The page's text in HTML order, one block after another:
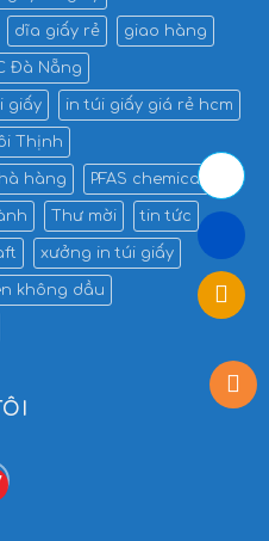
dĩa giấy rẻ giao hàng
Đà Nẵng
giấy in túi giấy giá rẻ hcm
Thịnh
hàng PFAS chemicals
Thư mời tin tức
xưởng in túi giấy
không dầu